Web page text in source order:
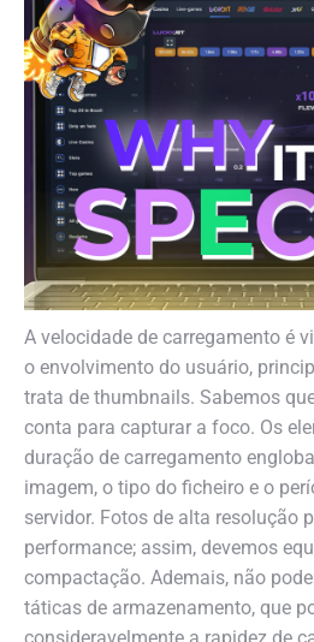
A velocidade de carregamento é
o envolvimento do usuário,
trata de thumbnails. Sabemos
conta para capturar a foco. Os
duração de carregamento
imagem, o tipo do ficheiro e o
servidor. Fotos de alta resolução
performance; assim, devemos
compactação. Ademais, não
táticas de armazenamento, que
consideravelmente a rapidez de